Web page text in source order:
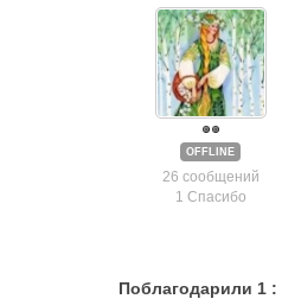
OFFLINE
26 сообщений
1 Спасибо
Поблагодарили 1 :